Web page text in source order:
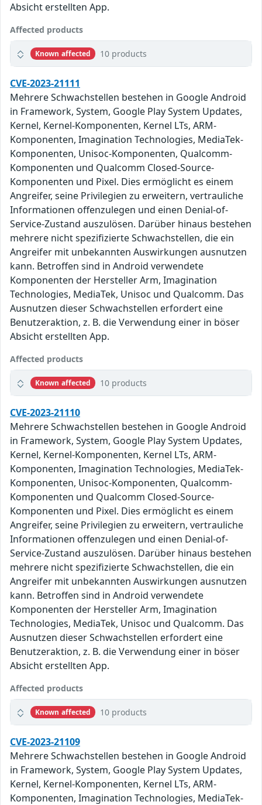
Absicht erstellten App.
Affected products
Known affected 10 products
CVE-2023-21111
Mehrere Schwachstellen bestehen in Google Android
in Framework, System, Google Play System Updates,
Kernel, Kernel-Komponenten, Kernel LTs, ARM-
Komponenten, Imagination Technologies, MediaTek-
Komponenten, Unisoc-Komponenten, Qualcomm-
Komponenten und Qualcomm Closed-Source-
Komponenten und Pixel. Dies ermöglicht es einem
Angreifer, seine Privilegien zu erweitern, vertrauliche
Informationen offenzulegen und einen Denial-of-
Service-Zustand auszulösen. Darüber hinaus bestehen
mehrere nicht spezifizierte Schwachstellen, die ein
Angreifer mit unbekannten Auswirkungen ausnutzen
kann. Betroffen sind in Android verwendete
Komponenten der Hersteller Arm, Imagination
Technologies, MediaTek, Unisoc und Qualcomm. Das
Ausnutzen dieser Schwachstellen erfordert eine
Benutzeraktion, z. B. die Verwendung einer in böser
Absicht erstellten App.
Affected products
Known affected 10 products
CVE-2023-21110
Mehrere Schwachstellen bestehen in Google Android
in Framework, System, Google Play System Updates,
Kernel, Kernel-Komponenten, Kernel LTs, ARM-
Komponenten, Imagination Technologies, MediaTek-
Komponenten, Unisoc-Komponenten, Qualcomm-
Komponenten und Qualcomm Closed-Source-
Komponenten und Pixel. Dies ermöglicht es einem
Angreifer, seine Privilegien zu erweitern, vertrauliche
Informationen offenzulegen und einen Denial-of-
Service-Zustand auszulösen. Darüber hinaus bestehen
mehrere nicht spezifizierte Schwachstellen, die ein
Angreifer mit unbekannten Auswirkungen ausnutzen
kann. Betroffen sind in Android verwendete
Komponenten der Hersteller Arm, Imagination
Technologies, MediaTek, Unisoc und Qualcomm. Das
Ausnutzen dieser Schwachstellen erfordert eine
Benutzeraktion, z. B. die Verwendung einer in böser
Absicht erstellten App.
Affected products
Known affected 10 products
CVE-2023-21109
Mehrere Schwachstellen bestehen in Google Android
in Framework, System, Google Play System Updates,
Kernel, Kernel-Komponenten, Kernel LTs, ARM-
Komponenten, Imagination Technologies, MediaTek-